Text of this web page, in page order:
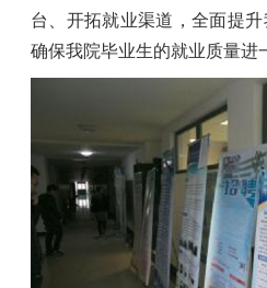
台、开拓就业渠道，全面提升
确保我院毕业生的就业质量进